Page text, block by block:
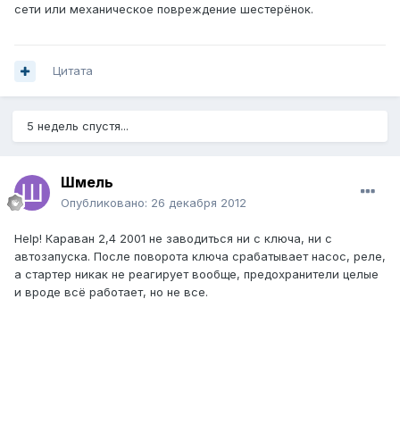
сети или механическое повреждение шестерёнок.
Цитата
5 недель спустя...
Шмель
Опубликовано: 26 декабря 2012
Help! Караван 2,4 2001 не заводиться ни с ключа, ни с
автозапуска. После поворота ключа срабатывает насос, реле,
а стартер никак не реагирует вообще, предохранители целые
и вроде всё работает, но не все.